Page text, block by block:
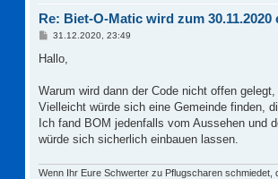
Re: Biet-O-Matic wird zum 30.11.2020
B
i
a
31.12.2020, 23:49
Hallo,
Warum wird dann der Code nicht offen
Vielleicht würde sich eine Gemeinde finden,
Ich fand BOM jedenfalls vom Aussehen und
würde sich sicherlich einbauen lassen.
Wenn Ihr Eure Schwerter zu Pflugscharen schmiedet,